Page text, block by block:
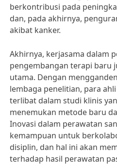
berkontribusi pada
dan, pada akhirnya,
akibat kanker.
Akhirnya, kerjasama dalam
pengembangan terapi baru
utama. Dengan
lembaga penelitian, para
terlibat dalam studi klinis
menemukan metode baru
Inovasi dalam perawatan
kemampuan untuk
disiplin, dan hal ini akan
terhadap hasil perawatan